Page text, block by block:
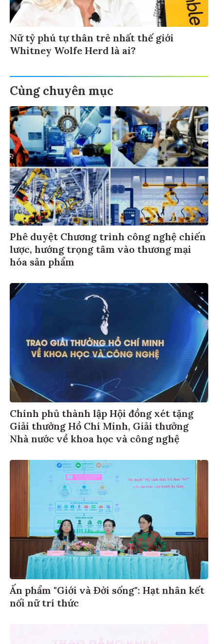
Nữ tỷ phú tự thân trẻ nhất thế giới
Whitney Wolfe Herd là ai?
Cùng chuyên mục
Phê duyệt Chương trình công nghệ chiến
lược, hướng trọng tâm vào thương mại
hóa sản phẩm
Chính phủ thành lập Hội đồng xét tặng
Giải thưởng Hồ Chí Minh, Giải thưởng
Nhà nước về khoa học và công nghệ
Ấn phẩm "Giới và Đời sống": Hạt nhân kết
nối nữ trí thức